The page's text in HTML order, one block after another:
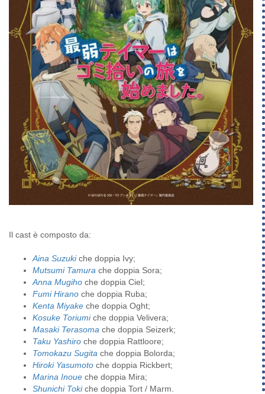
Il cast è composto da:
Aina Suzukiche doppia Ivy;
Mutsumi Tamura che doppia Sora;
Anna Mugiho che doppia Ciel;
Fumi Hirano che doppia Ruba;
Kenta Miyake che doppia Oght;
Kosuke Toriumiche doppia Velivera;
Masaki Terasoma che doppia Seizerk;
Taku Yashiro che doppia Rattloore;
Tomokazu Sugita che doppia Bolorda;
Hiroki Yasumoto che doppia Rickbert;
Marina Inoue che doppia Mira;
Shunichi Tokiche doppia Tort / Marm.